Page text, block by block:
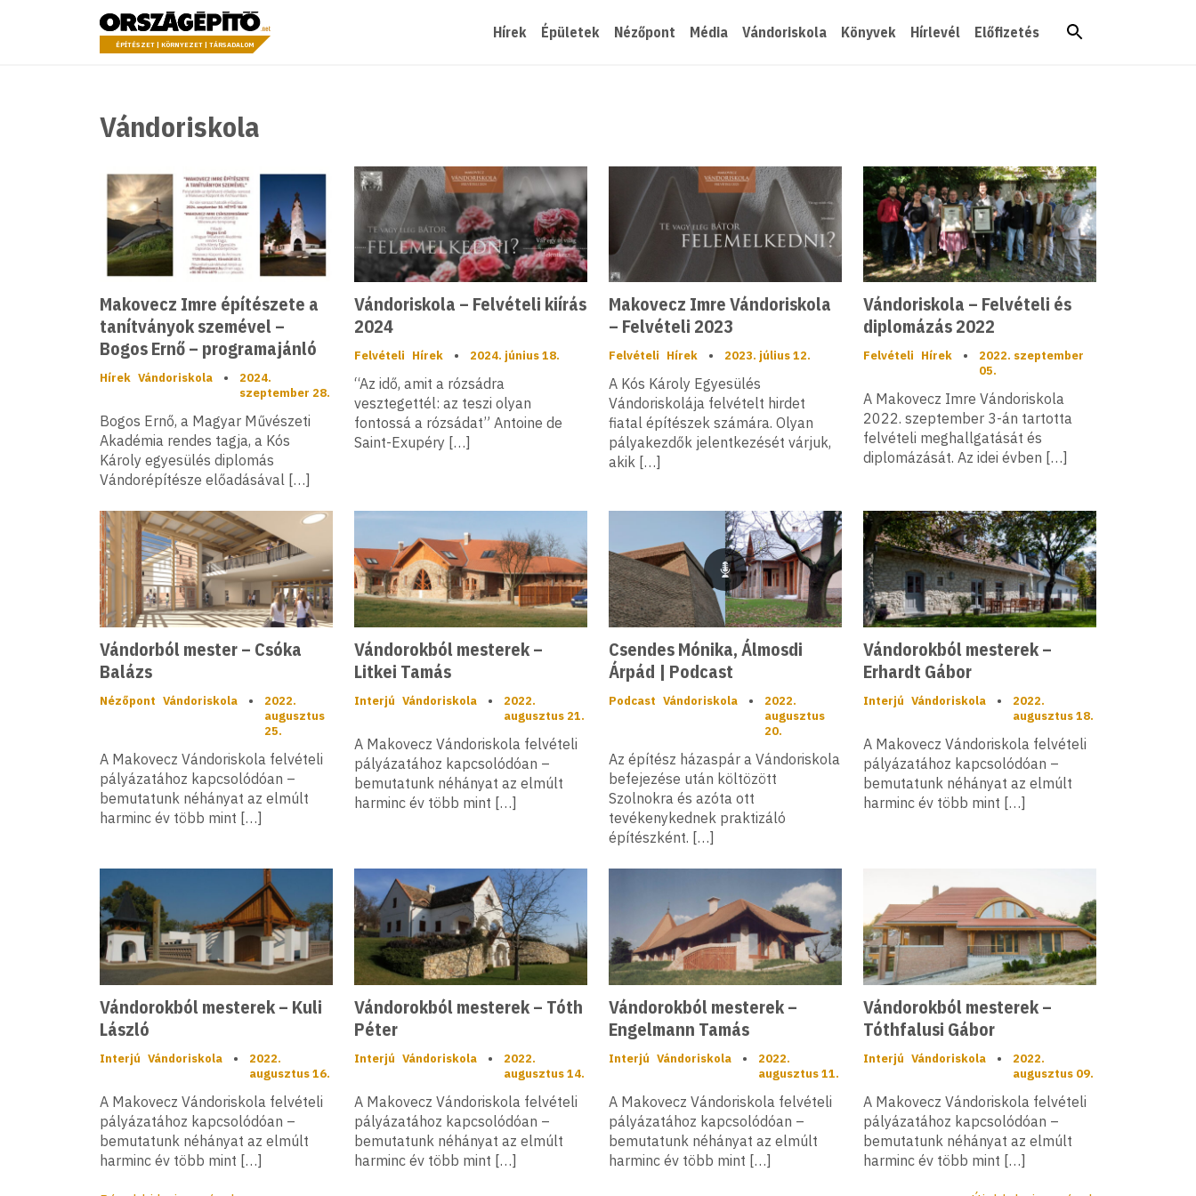
Országépítő
ÉPÍTÉSZET | KÖRNYEZET | TÁRSADALOM
Hírek Épületek Nézőpont Média Vándoriskola Könyvek Hírlevél Előfizetés
Vándoriskola
Makovecz Imre építészete a
tanítványok szemével –
Bogos Ernő – programajánló
Hírek Vándoriskola •
2024.
szeptember 28.
Bogos Ernő, a Magyar Művészeti
Akadémia rendes tagja, a Kós
Károly egyesülés diplomás
Vándorépítésze előadásával […]
Vándoriskola – Felvételi kiírás
2024
Felvételi Hírek • 2024. június 18.
“Az idő, amit a rózsádra
vesztegettél: az teszi olyan
fontossá a rózsádat” Antoine de
Saint-Exupéry […]
Makovecz Imre Vándoriskola
– Felvételi 2023
Felvételi Hírek • 2023. július 12.
A Kós Károly Egyesülés
Vándoriskolája felvételt hirdet
fiatal építészek számára. Olyan
pályakezdők jelentkezését várjuk,
akik […]
Vándoriskola – Felvételi és
diplomázás 2022
Felvételi Hírek •
2022. szeptember
05.
A Makovecz Imre Vándoriskola
2022. szeptember 3-án tartotta
felvételi meghallgatását és
diplomázását. Az idei évben […]
Vándorból mester – Csóka
Balázs
Nézőpont Vándoriskola •
2022.
augusztus
25.
A Makovecz Vándoriskola felvételi
pályázatához kapcsolódóan –
bemutatunk néhányat az elmúlt
harminc év több mint […]
Vándorokból mesterek –
Litkei Tamás
Interjú Vándoriskola •
2022.
augusztus 21.
A Makovecz Vándoriskola felvételi
pályázatához kapcsolódóan –
bemutatunk néhányat az elmúlt
harminc év több mint […]
Podcast
Csendes Mónika, Álmosdi
Árpád | Podcast
Podcast Vándoriskola •
2022.
augusztus
20.
Az építész házaspár a Vándoriskola
befejezése után költözött
Szolnokra és azóta ott
tevékenykednek praktizáló
építészként. […]
Vándorokból mesterek –
Erhardt Gábor
Interjú Vándoriskola •
2022.
augusztus 18.
A Makovecz Vándoriskola felvételi
pályázatához kapcsolódóan –
bemutatunk néhányat az elmúlt
harminc év több mint […]
Vándorokból mesterek – Kuli
László
Interjú Vándoriskola •
2022.
augusztus 16.
A Makovecz Vándoriskola felvételi
pályázatához kapcsolódóan –
bemutatunk néhányat az elmúlt
harminc év több mint […]
Vándorokból mesterek – Tóth
Péter
Interjú Vándoriskola •
2022.
augusztus 14.
A Makovecz Vándoriskola felvételi
pályázatához kapcsolódóan –
bemutatunk néhányat az elmúlt
harminc év több mint […]
Vándorokból mesterek –
Engelmann Tamás
Interjú Vándoriskola •
2022.
augusztus 11.
A Makovecz Vándoriskola felvételi
pályázatához kapcsolódóan –
bemutatunk néhányat az elmúlt
harminc év több mint […]
Vándorokból mesterek –
Tóthfalusi Gábor
Interjú Vándoriskola •
2022.
augusztus 09.
A Makovecz Vándoriskola felvételi
pályázatához kapcsolódóan –
bemutatunk néhányat az elmúlt
harminc év több mint […]